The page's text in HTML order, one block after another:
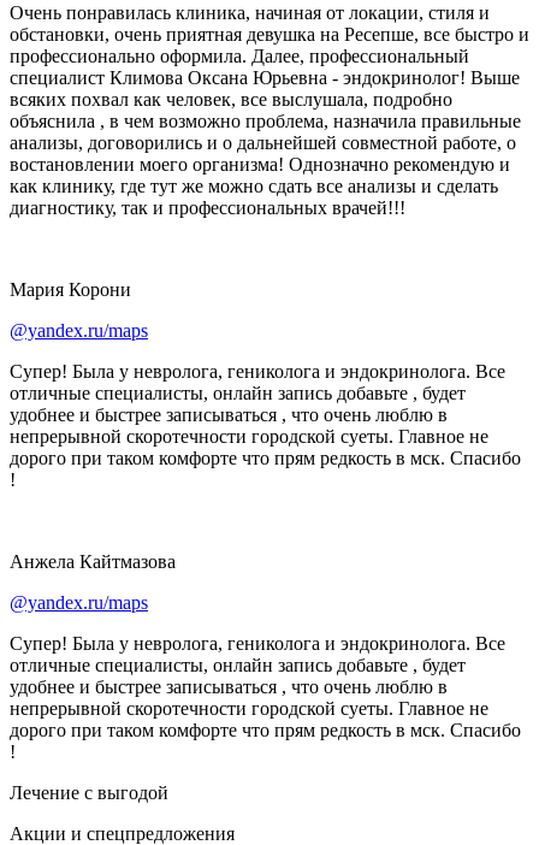
Очень понравилась клиника, начиная от локации, стиля и
обстановки, очень приятная девушка на Ресепше, все быстро и
профессионально оформила. Далее, профессиональный
специалист Климова Оксана Юрьевна - эндокринолог! Выше
всяких похвал как человек, все выслушала, подробно
объяснила , в чем возможно проблема, назначила правильные
анализы, договорились и о дальнейшей совместной работе, о
востановлении моего организма! Однозначно рекомендую и
как клинику, где тут же можно сдать все анализы и сделать
диагностику, так и профессиональных врачей!!!
Мария Корони
@yandex.ru/maps
Супер! Была у невролога, гениколога и эндокринолога. Все
отличные специалисты, онлайн запись добавьте , будет
удобнее и быстрее записываться , что очень люблю в
непрерывной скоротечности городской суеты. Главное не
дорого при таком комфорте что прям редкость в мск. Спасибо
!
Анжела Кайтмазова
@yandex.ru/maps
Супер! Была у невролога, гениколога и эндокринолога. Все
отличные специалисты, онлайн запись добавьте , будет
удобнее и быстрее записываться , что очень люблю в
непрерывной скоротечности городской суеты. Главное не
дорого при таком комфорте что прям редкость в мск. Спасибо
!
Лечение с выгодой
Акции и спецпредложения